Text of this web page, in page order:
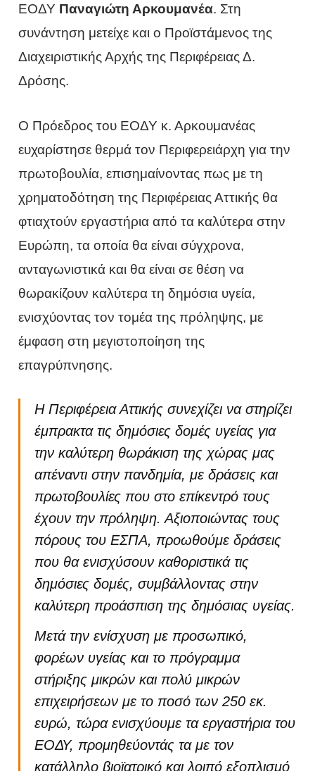
ΕΟΔΥ Παναγιώτη Αρκουμανέα. Στη
συνάντηση μετείχε και ο Προϊστάμενος της
Διαχειριστικής Αρχής της Περιφέρειας Δ.
Δρόσης.
Ο Πρόεδρος του ΕΟΔΥ κ. Αρκουμανέας
ευχαρίστησε θερμά τον Περιφερειάρχη για την
πρωτοβουλία, επισημαίνοντας πως με τη
χρηματοδότηση της Περιφέρειας Αττικής θα
φτιαχτούν εργαστήρια από τα καλύτερα στην
Ευρώπη, τα οποία θα είναι σύγχρονα,
ανταγωνιστικά και θα είναι σε θέση να
θωρακίζουν καλύτερα τη δημόσια υγεία,
ενισχύοντας τον τομέα της πρόληψης, με
έμφαση στη μεγιστοποίηση της
επαγρύπνησης.
Η Περιφέρεια Αττικής συνεχίζει να στηρίζει
έμπρακτα τις δημόσιες δομές υγείας για
την καλύτερη θωράκιση της χώρας μας
απέναντι στην πανδημία, με δράσεις και
πρωτοβουλίες που στο επίκεντρό τους
έχουν την πρόληψη. Αξιοποιώντας τους
πόρους του ΕΣΠΑ, προωθούμε δράσεις
που θα ενισχύσουν καθοριστικά τις
δημόσιες δομές, συμβάλλοντας στην
καλύτερη προάσπιση της δημόσιας υγείας.
Μετά την ενίσχυση με προσωπικό,
φορέων υγείας και το πρόγραμμα
στήριξης μικρών και πολύ μικρών
επιχειρήσεων με το ποσό των 250 εκ.
ευρώ, τώρα ενισχύουμε τα εργαστήρια του
ΕΟΔΥ, προμηθεύοντάς τα με τον
κατάλληλο βιοϊατρικό και λοιπό εξοπλισμό